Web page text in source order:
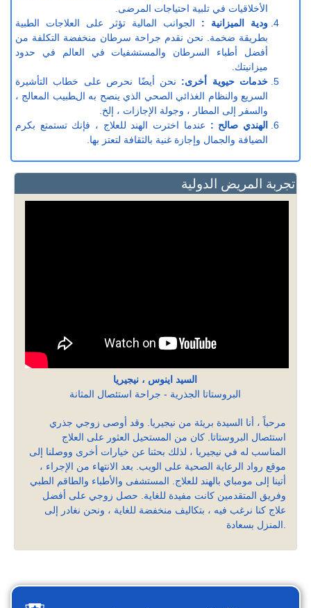
الأخلاقيات في تلبية احتياجات المرضى.
ودية الميزانية : الجوانب المالية تؤثر على العلاجات الطبية
بطريقة ضخمة. نحن نقدم جراحة سرطان منخفضة التكلفة من
أفضل أطباء السرطان والمستشفيات في العالم في حدود
ميزانيتك.
خدمات حيوية أخرى: نحن أيضًا نحرص على خطاب التأشيرة
السريع والنظام الغذائي الصحي الذي ينصح به الطبيب المعالج ،
والسفر إلى المطار ، وجولة الإجازات ، إلخ.
الهندي صالح : عندما اخترت الهند للعلاج ، فإنك تستمتع بكرم
الضيافة والجمال وإجازة غنية بالثقافة لتعتز بها.
تجربة المريض الدولية
السيد اينوس ، نيجيريا
البروستاتا الجذرية - جراحة استئصال المثانة
مرحباً ، أنا السيدة بريئة من نيجيريا. وقد أوصى زوجي جذري
استئصال البروستاتا. كان من المستحيل العثور على العلاج
المناسب له في نيجيريا ، لذلك بحثنا عن خيارات أخرى ووصلنا إلى
موقع رواد الرعاية الصحية على الويب. بعد الانتهاء من الإجراء ،
أتينا إلى مومباي بالهند للعلاج. المستشفى والأطباء والطاقم الطبي
وفريق المتقدمين كانت مفيدة للغاية. حصل زوجي على أفضل
علاج كنا نرغب فيه ، بتكاليف منخفضة للغاية ، ونحن نغادر إلى